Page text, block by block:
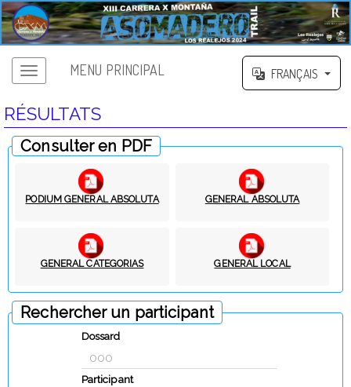
MENU PRINCIPAL FRANÇAIS
RÉSULTATS
Consulter en PDF
PODIUM GENERAL ABSOLUTA GENERAL ABSOLUTA
GENERAL CATEGORIAS GENERAL LOCAL
Rechercher un participant
Dossard
Participant